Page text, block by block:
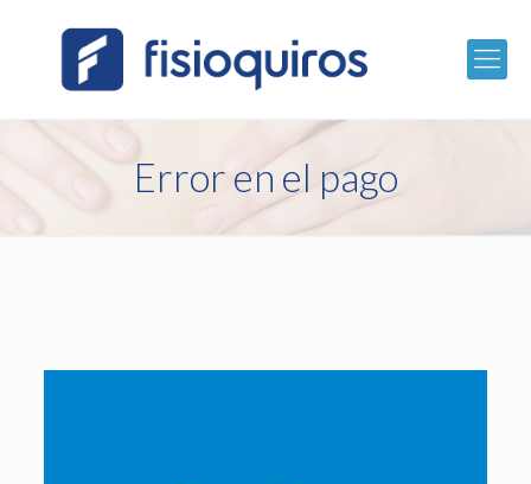
Error en el pago